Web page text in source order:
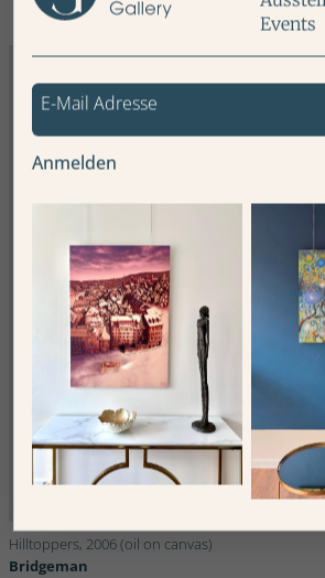
Hilltoppers, 2006 (oil on canvas)
Bridgeman
Events
Anmelden